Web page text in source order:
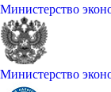
Министерство
Министерство